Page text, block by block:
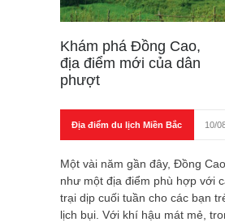
Khám phá Đồng Cao,
địa điểm mới của dân
phượt
Địa điểm du lịch Miền Bắc 10/
Một vài năm gần đây, Đồng
như một địa điểm phù hợp với
trại dịp cuối tuần cho các bạn
lịch bụi. Với khí hậu mát mẻ,